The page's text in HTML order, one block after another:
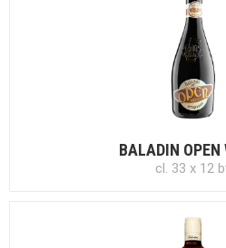
BALADIN OPEN
cl. 33 x 12